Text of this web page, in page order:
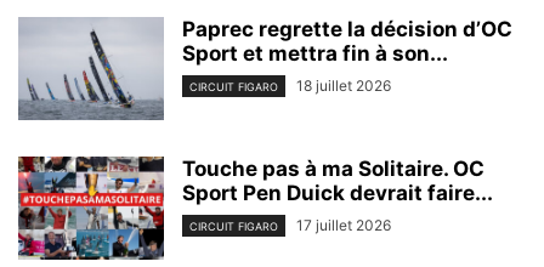
Paprec regrette la décision d’OC
Sport et mettra fin à son...
CIRCUIT FIGARO 18 juillet 2026
Touche pas à ma Solitaire. OC
Sport Pen Duick devrait faire...
CIRCUIT FIGARO 17 juillet 2026